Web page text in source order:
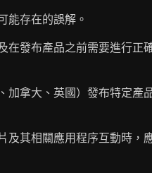
能存在的誤解。
在發布產品之前需要進行正
加拿大、英國）發布特定產
及其相關應用程序互動時，